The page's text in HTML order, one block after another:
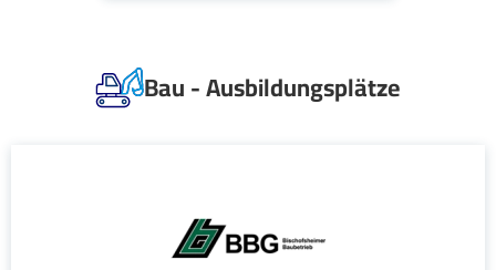
Bau - Ausbildungsplätze